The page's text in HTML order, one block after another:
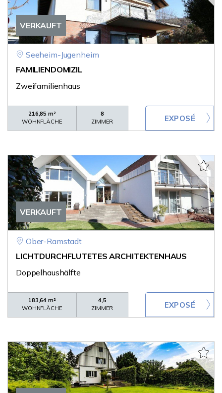
VERKAUFT
Seeheim-Jugenheim
FAMILIENDOMIZIL
Zweifamilienhaus
216,85 m²
WOHNFLÄCHE
8
ZIMMER
VERKAUFT
Ober-Ramstadt
LICHTDURCHFLUTETES ARCHITEKTENHAUS
Doppelhaushälfte
183,64 m²
WOHNFLÄCHE
4,5
ZIMMER